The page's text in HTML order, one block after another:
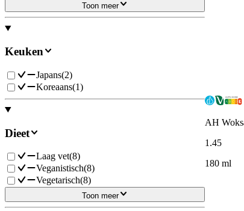
Toon meer
Keuken
Japans(2)
Koreaans(1)
Dieet
Laag vet(8)
Veganistisch(8)
Vegetarisch(8)
Toon meer
AH
1.45
180 ml